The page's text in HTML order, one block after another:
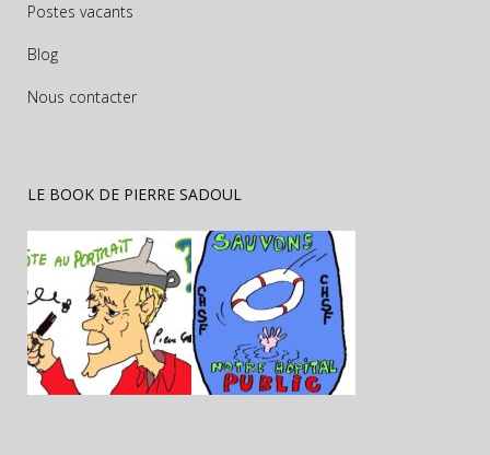
Postes vacants
Blog
Nous contacter
LE BOOK DE PIERRE SADOUL